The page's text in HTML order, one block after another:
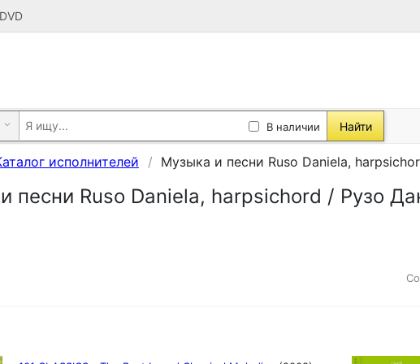
В наличии Найти
исполнителей Музыка и песни Ruso Daniela,
песни Ruso Daniela, harpsichord / Рузо